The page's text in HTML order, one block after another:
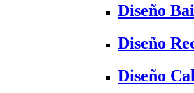
Diseño
Diseño
Diseño